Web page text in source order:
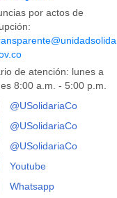
por actos de
de atención: lunes a
8:00 a.m. - 5:00 p.m.
@USolidariaCo
@USolidariaCo
@USolidariaCo
Youtube
Whatsapp